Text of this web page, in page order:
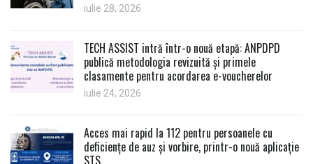
iulie 28, 2026
TECH ASSIST intră într-o nouă etapă: ANPDPD
publică metodologia revizuită și primele
clasamente pentru acordarea e-voucherelor
iulie 24, 2026
Acces mai rapid la 112 pentru persoanele cu
deficiențe de auz și vorbire, printr-o nouă aplicație
STS